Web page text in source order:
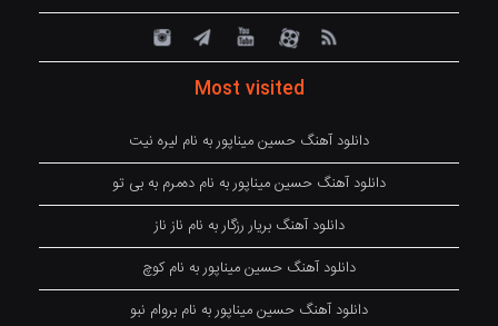
Most visited
دانلود آهنگ حسین میناپور به نام لیره نیت
دانلود آهنگ حسین میناپور به نام دەمرم بە بی تو
دانلود آهنگ بریار رزگار به نام ناز ناز
دانلود آهنگ حسین میناپور به نام کوچ
دانلود آهنگ حسین میناپور به نام بروام نبو